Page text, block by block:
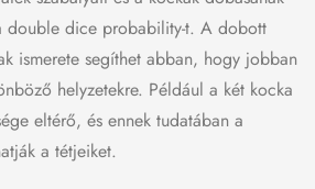
double dice probability-t. A dobott
ismerete segíthet abban, hogy jobban
helyzetekre. Például a két kocka
eltérő, és ennek tudatában a
a tétjeiket.